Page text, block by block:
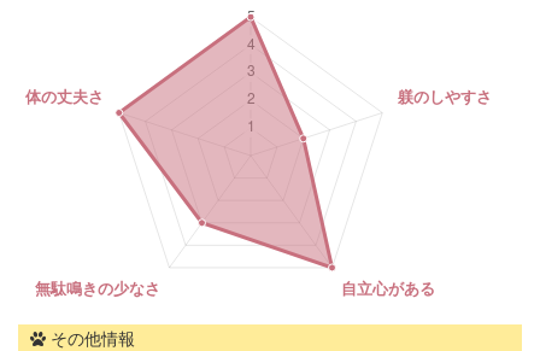
その他情報